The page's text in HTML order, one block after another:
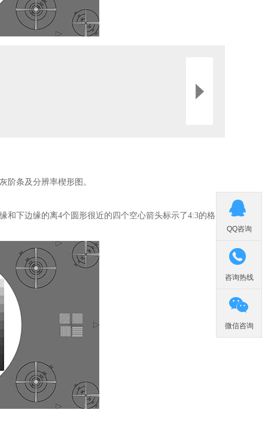

QQ咨询

咨询热线

微信咨询
阶条及分辨率楔形图。
和下边缘的离4个圆形很近的四个空心箭头标示了4:3的格